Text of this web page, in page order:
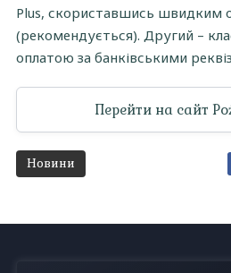
Plus, скориставшись швидким
(рекомендується). Другий –
оплатою за банківськими
Перейти на сайт
Новини